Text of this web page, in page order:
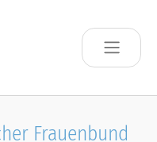
Frauenbund